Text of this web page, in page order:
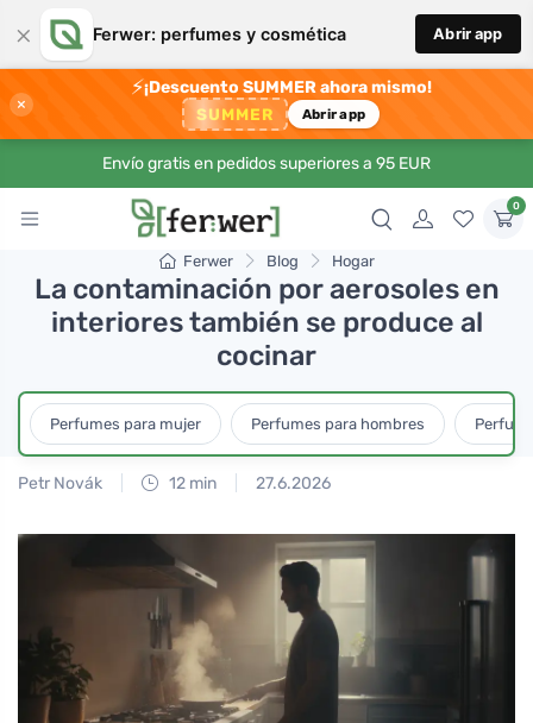
× Ferwer: perfumes y cosmética Abrir app
×
⚡¡Descuento SUMMER ahora mismo!
SUMMER Abrir app
Envío gratis en pedidos superiores a 95 EUR
0
Ferwer Blog Hogar
La contaminación por aerosoles en
interiores también se produce al
cocinar
Perfumes para mujer Perfumes para hombres
Petr Novák 12 min 27.6.2026